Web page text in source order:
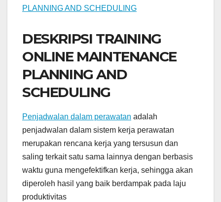
DESKRIPSI TRAINING
ONLINE MAINTENANCE
PLANNING AND
SCHEDULING
Penjadwalan dalam perawatan adalah
penjadwalan dalam sistem kerja perawatan
merupakan rencana kerja yang tersusun dan
saling terkait satu sama lainnya dengan berbasis
waktu guna mengefektifkan kerja, sehingga akan
diperoleh hasil yang baik berdampak pada laju
produktivitas